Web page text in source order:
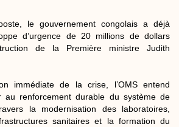
le gouvernement congolais a déjà
d’urgence de 20 millions de dollars
de la Première ministre Judith
immédiate de la crise, l’OMS entend
au renforcement durable du système de
la modernisation des laboratoires,
sanitaires et la formation du